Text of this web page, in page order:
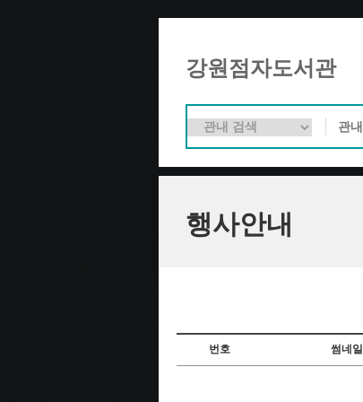
강원점자도서관
행사안내
번호 썸네일